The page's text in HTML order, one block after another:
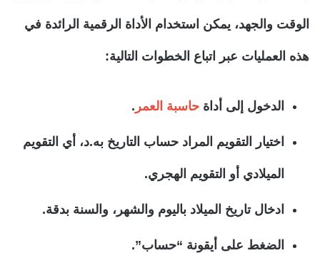
الوقت والجهد، يمكن استخدام الأداة الرقمية الرائدة في
هذه العمليات عبر اتباع الخطوات التالية:
الدخول إلى أداة حاسبة العمر .
اختيار التقويم المراد حساب التاريخ به.د، أي التقويم
الميلادي أو التقويم الهجري.
ادخال تاريخ الميلاد باليوم والشهر، والسنة بدقة.
الضغط على أيقونة “حساب”.